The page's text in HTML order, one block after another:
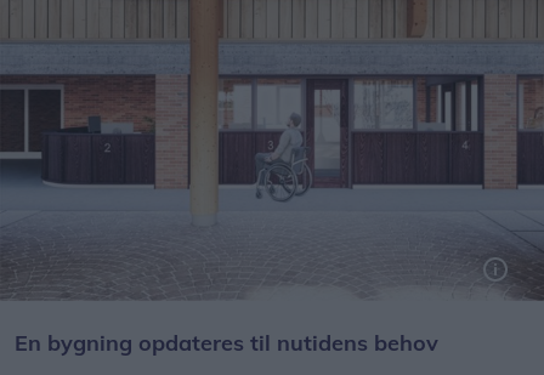
En bygning opdateres til nutidens behov